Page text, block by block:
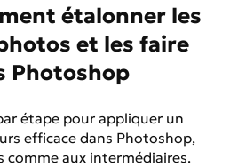
étalonner les
et les faire
Photoshop
étape pour appliquer un
efficace dans Photoshop,
aux intermédiaires.